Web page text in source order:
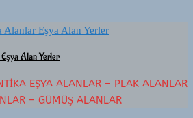
Alan Yerler
EŞYA ALANLAR – PLAK ALANLAR
– GÜMÜŞ ALANLAR